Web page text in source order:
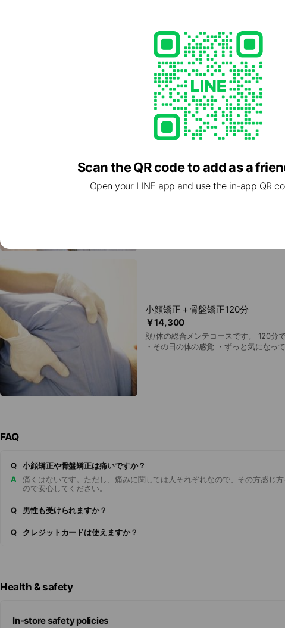
￥7,150
【人気No１】顔全体のほぐしからフェイ
ての方ですべて体験したい方 ↓ 初回
骨盤整体60分
全身のケア・メンテナンスコースです。 慢性的な疲れ（首肩・腰など）を状
￥14,300
小顔矯正＋骨盤矯正120分
顔/体の総合メンテコースです。 120分で顔・体まんべんなくケアできます。
・その日の体の感覚 ・ずっと気になっ
FAQ
Q
小顔矯正や骨盤矯正は痛いですか？
A
痛くはないです。ただし、痛みに関しては人それぞれなので、その方感じ
ので安心してください。
Q 男性も受けられますか？
Q クレジットカードは使えますか？
Health & safety
In-store safety policies
Scan the QR code to add as a
Open your LINE app and use the in-app QR